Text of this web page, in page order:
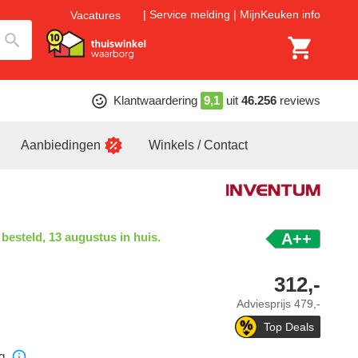
Vacatures Service melding MijnKeuken info
Klantwaardering 9,1 uit 46.256 reviews
Aanbiedingen Winkels / Contact
13 augustus in huis. A++
Adviesprijs 479,-
312,-
Top Deals